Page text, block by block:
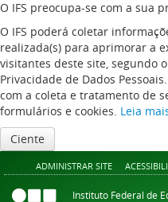
O IFS preocupa-se com a sua
O IFS poderá coletar
realizada(s) para aprimorar a
visitantes deste site, segundo
Privacidade de Dados
com a coleta e tratamento de
formulários e cookies. Leia
Ciente
ADMINISTRAR SITE
Instituto Federal de